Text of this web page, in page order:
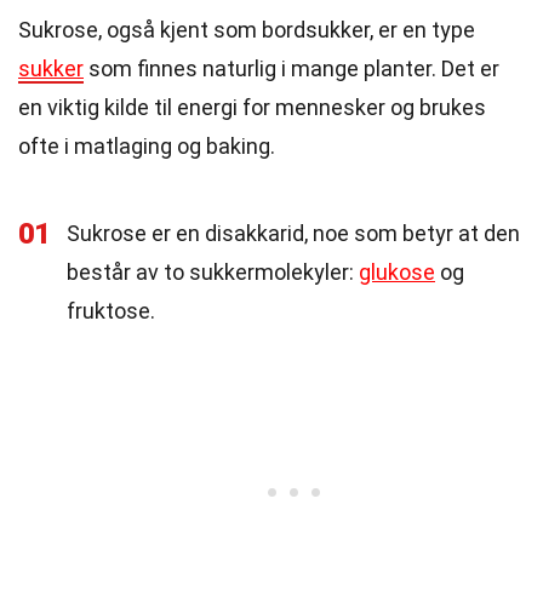
Sukrose, også kjent som bordsukker, er en type
sukker som finnes naturlig i mange planter. Det er
en viktig kilde til energi for mennesker og brukes
ofte i matlaging og baking.
01
Sukrose er en disakkarid, noe som betyr at den
består av to sukkermolekyler: glukose og
fruktose.